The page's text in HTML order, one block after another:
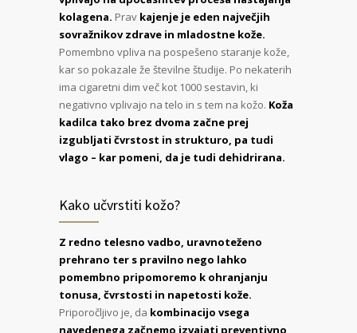
kolagena.
Prav kajenje je eden največjih
sovražnikov zdrave in mladostne kože.
Pomembno vpliva na pospešeno staranje kože,
kar so pokazale že številne študije. Po nekaterih
ima cigaretni dim več kot 1000 sestavin, ki
negativno vplivajo na telo in s tem na kožo. Koža
kadilca tako brez dvoma začne prej
izgubljati čvrstost in strukturo, pa tudi
vlago – kar pomeni, da je tudi dehidrirana.
Kako učvrstiti kožo?
Z redno telesno vadbo, uravnoteženo
prehrano ter s pravilno nego lahko
pomembno pripomoremo k ohranjanju
tonusa, čvrstosti in napetosti kože.
Priporočljivo je, da kombinacijo vsega
navedenega začnemo izvajati preventivno,